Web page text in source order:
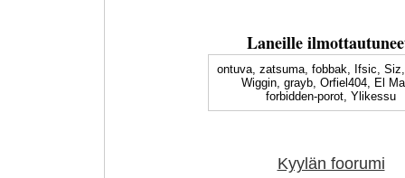
Laneille
ontuva, zatsuma, fobbak, Ifsic,
Wiggin, grayb, Orfiel404, El
forbidden-porot, Ylikessu
Kyylän foorumi